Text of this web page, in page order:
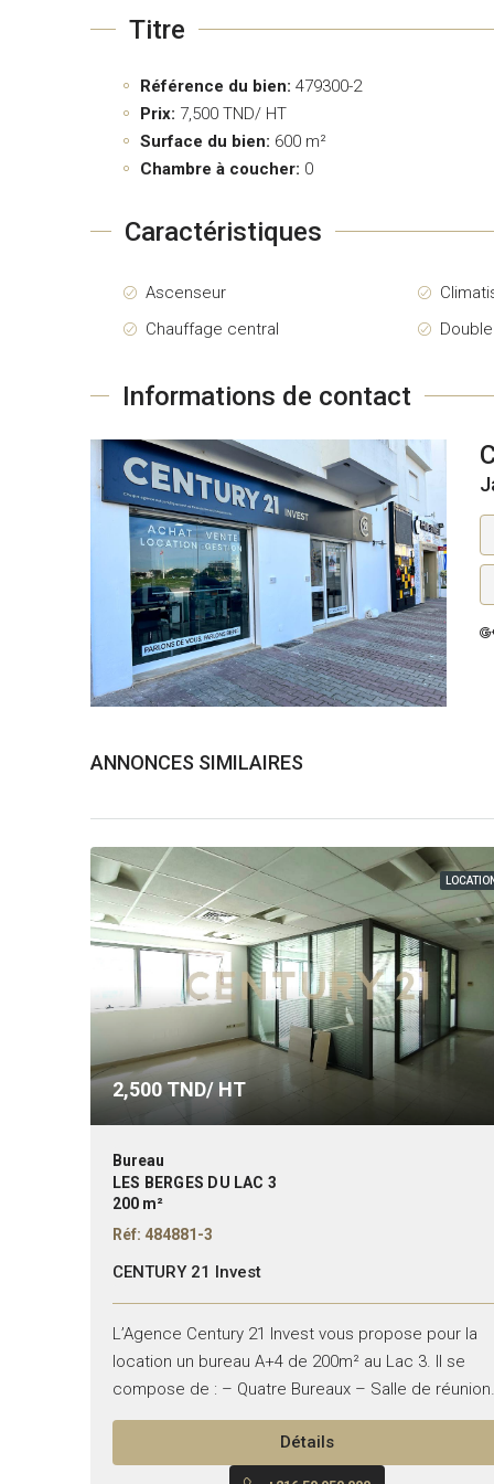
Titre
Référence du bien: 479300-2
Prix: 7,500 TND/ HT
Surface du bien: 600 m²
Chambre à coucher: 0
Caractéristiques
Ascenseur
Chauffage central
Informations de contact
ANNONCES SIMILAIRES
2,500TND/ HT
Bureau
LES BERGES DU LAC 3
200 m²
Réf: 484881-3
CENTURY 21 Invest
L’Agence Century 21 Invest vous propose pour la
location un bureau A+4 de 200m² au Lac 3. Il se
compose de : – Quatre Bureaux – Salle de réunion
– Kitchenette –...
Détails